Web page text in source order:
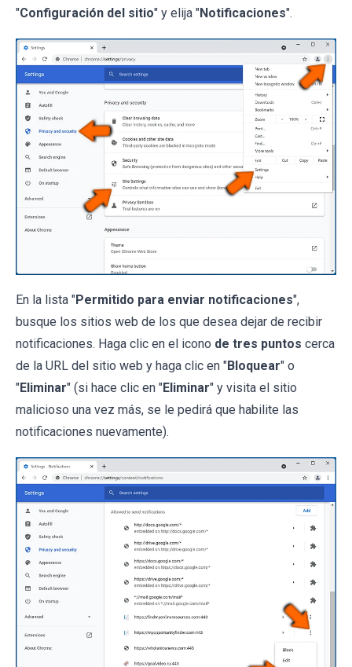
"Configuración del sitio" y elija "Notificaciones".
En la lista "Permitido para enviar notificaciones",
busque los sitios web de los que desea dejar de recibir
notificaciones. Haga clic en el icono de tres puntos cerca
de la URL del sitio web y haga clic en "Bloquear" o
"Eliminar" (si hace clic en "Eliminar" y visita el sitio
malicioso una vez más, se le pedirá que habilite las
notificaciones nuevamente).